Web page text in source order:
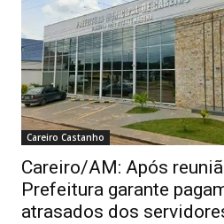
Careiro Castanho
Careiro/AM: Após
Prefeitura garante
atrasados dos